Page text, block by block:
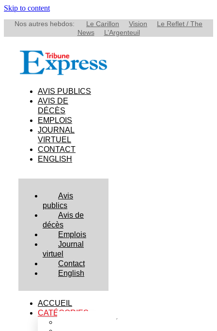
Skip to content
Nos autres hebdos: Le Carillon Vision
Le Reflet / The
News
L’Argenteuil
AVIS PUBLICS
AVIS DE
DÉCÈS
EMPLOIS
JOURNAL
VIRTUEL
CONTACT
ENGLISH
Avis
publics
Avis de
décès
Emplois
Journal
virtuel
Contact
English
ACCUEIL
CATÉGORIES